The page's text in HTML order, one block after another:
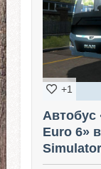
+1
Автобус
Euro 6»